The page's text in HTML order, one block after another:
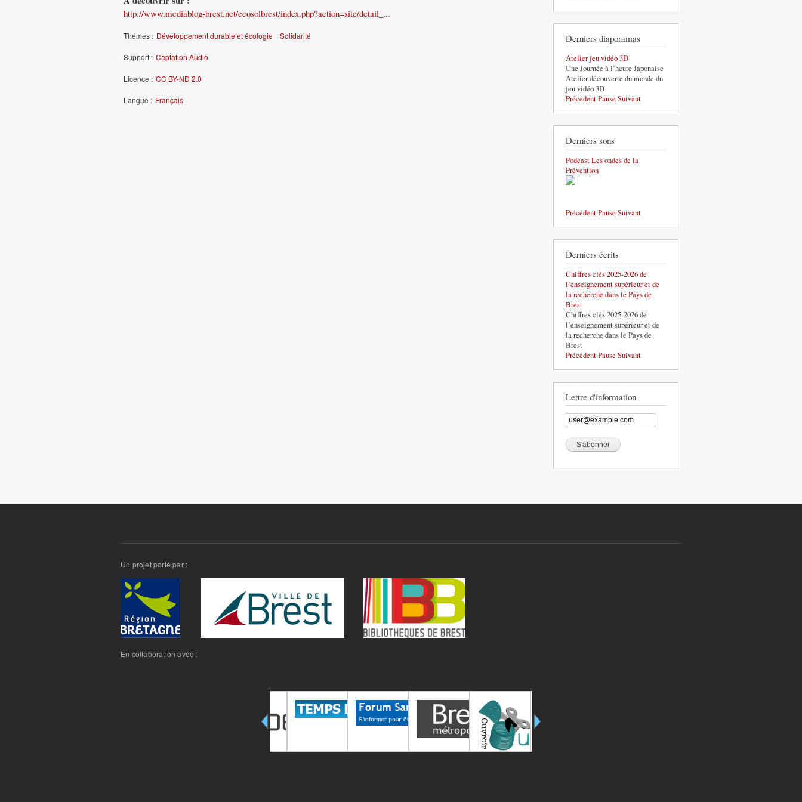
http://www.mediablog-brest.net/ecosolbrest/index.php?action=site/detail_...
Themes : Développement durable et écologie Solidarité
Support : Captation Audio
Licence : CC BY-ND 2.0
Langue : Français
Derniers diaporamas
Atelier jeu vidéo 3D
Une Journée à l’heure Japonaise
Atelier découverte du monde du
jeu vidéo 3D
PrécédentPause Suivant
Derniers sons
Podcast Les ondes de la
Prévention
PrécédentPause Suivant
Derniers écrits
Chiffres clés 2025-2026 de
l’enseignement supérieur et de
la recherche dans le Pays de
Brest
Chiffres clés 2025-2026 de
l’enseignement supérieur et de
la recherche dans le Pays de
Brest
La base de défense de Brest-
Lorient, un acteur structurant du
territoire
La base de défense de Brest-
Lorient, un acteur structurant du
territoire
PrécédentPause Suivant
Lettre d'information
Un projet porté par :
En collaboration avec :